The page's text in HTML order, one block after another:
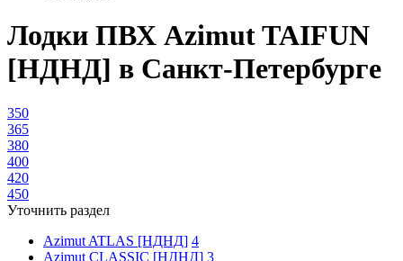
Лодки ПВХ Azimut TAIFUN
[НДНД] в Санкт-Петербурге
350
365
380
400
420
450
Уточнить раздел
Azimut ATLAS [НДНД] 4
Azimut CLASSIC [НДНД] 3